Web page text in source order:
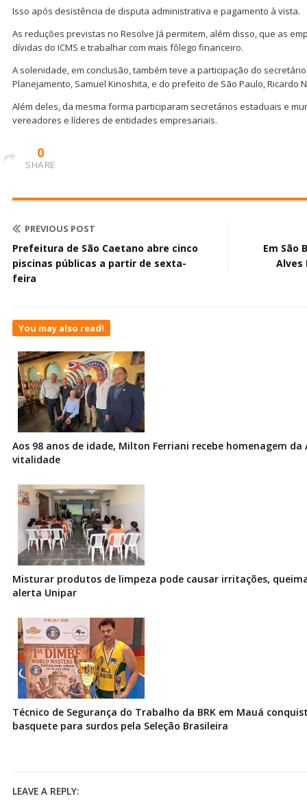
Isso após desistência de disputa administrativa e pagamento à vista.
As reduções previstas no Resolve Já permitem, além disso, que as
dívidas do ICMS e trabalhar com mais fôlego financeiro.
A solenidade, em conclusão, também teve a participação do
Planejamento, Samuel Kinoshita, e do prefeito de São Paulo, Ricardo
Além deles, da mesma forma participaram secretários estaduais e
vereadores e líderes de entidades empresariais.
0
SHARE
PREVIOUS POST
Prefeitura de São Caetano abre cinco
piscinas públicas a partir de sexta-
feira
Em São
Alves
You may also read!
Aos 98 anos de idade, Milton Ferriani recebe homenagem da
vitalidade
Misturar produtos de limpeza pode causar irritações,
alerta Unipar
Técnico de Segurança do Trabalho da BRK em Mauá
basquete para surdos pela Seleção Brasileira
LEAVE A REPLY: